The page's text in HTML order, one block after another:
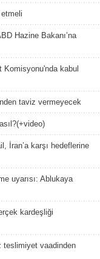
Hazine Bakanı’na
Komisyonu'nda kabul
taviz vermeyecek
İran’a karşı hedeflerine
uyarısı: Ablukaya
kardeşliği
teslimiyet vaadinden